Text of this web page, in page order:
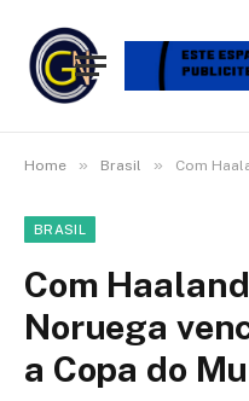
Home » Brasil » Com Haaland
BRASIL
Com
Noruega
a Copa do